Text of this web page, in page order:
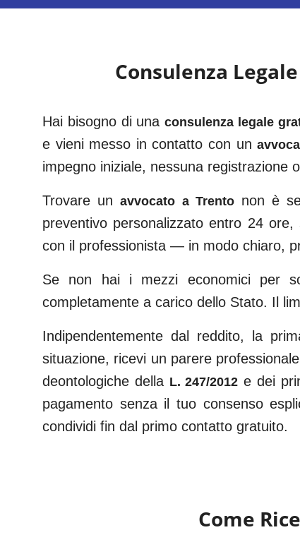
Consulenza
Hai bisogno di una consulenza legale
e vieni messo in contatto con un
impegno iniziale, nessuna registrazione
Trovare unavvocato a Trentonon è
preventivo personalizzato entro 24
con il professionista — in modo chiaro,
Se non hai i mezzi economici per
completamente a carico dello Stato. Il
Indipendentemente dal reddito, la
situazione, ricevi un parere
deontologiche della L. 247/2012 e dei
pagamento senza il tuo consenso
condividi fin dal primo contatto gratuito.
Come